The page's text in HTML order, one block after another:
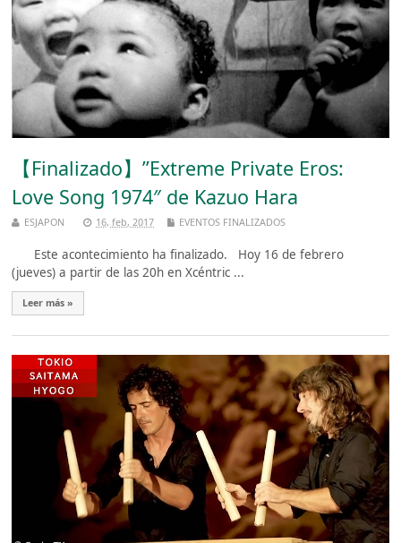
【Finalizado】”Extreme Private Eros:
Love Song 1974″ de Kazuo Hara
ESJAPON 16, feb, 2017 EVENTOS FINALIZADOS
Este acontecimiento ha finalizado. Hoy 16 de febrero
(jueves) a partir de las 20h en Xcéntric ...
Leer más »